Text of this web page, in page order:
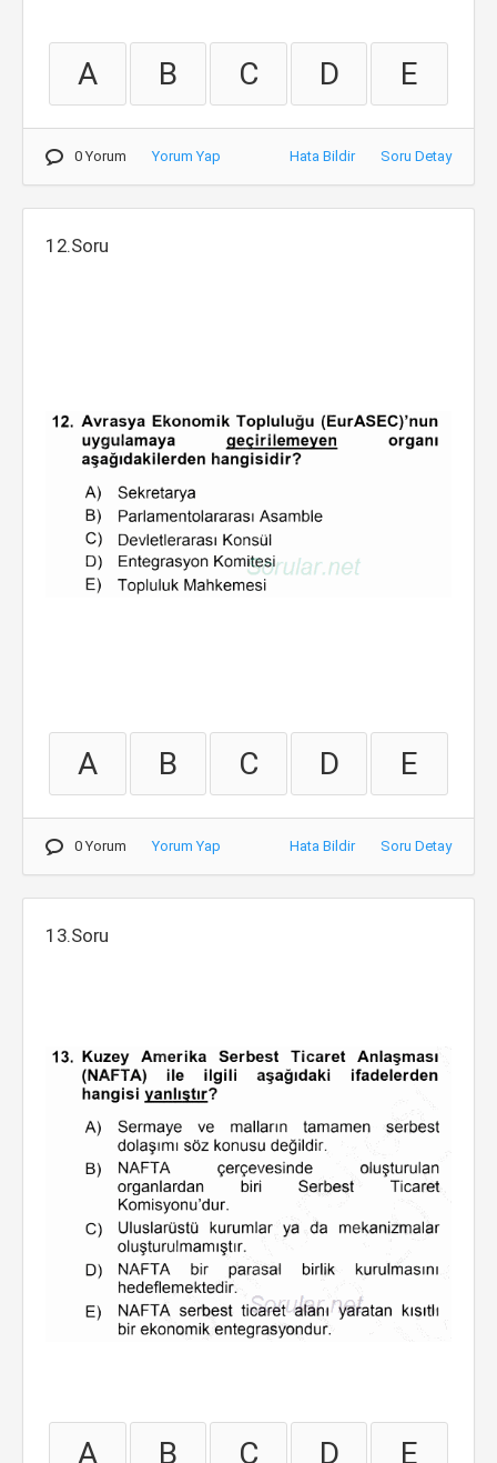
A B C D E
0 Yorum Yorum Yap Hata Bildir Soru Detay
12.Soru
A B C D E
0 Yorum Yorum Yap Hata Bildir Soru Detay
13.Soru
A B C D E